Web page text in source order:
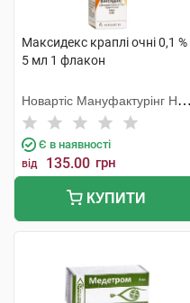
Максидекс краплі очні 0,1 %
5 мл 1 флакон
Новартіс Мануфактурінг НВ,
Бельгія
Є в наявності
від 135.00 грн
КУПИТИ